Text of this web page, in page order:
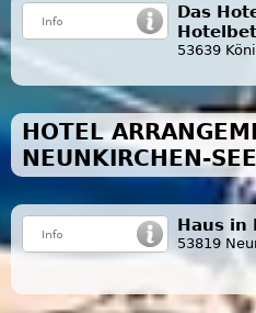
Das
53639
HOTEL
NEUNKIRCHEN-
Haus in
53819